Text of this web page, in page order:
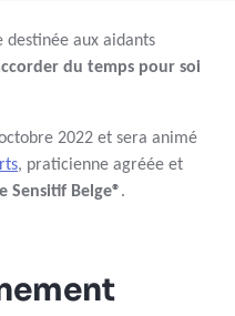
aux aidants
du temps pour soi
2022 et sera animé
, praticienne agréée et
Sensitif Belge®.